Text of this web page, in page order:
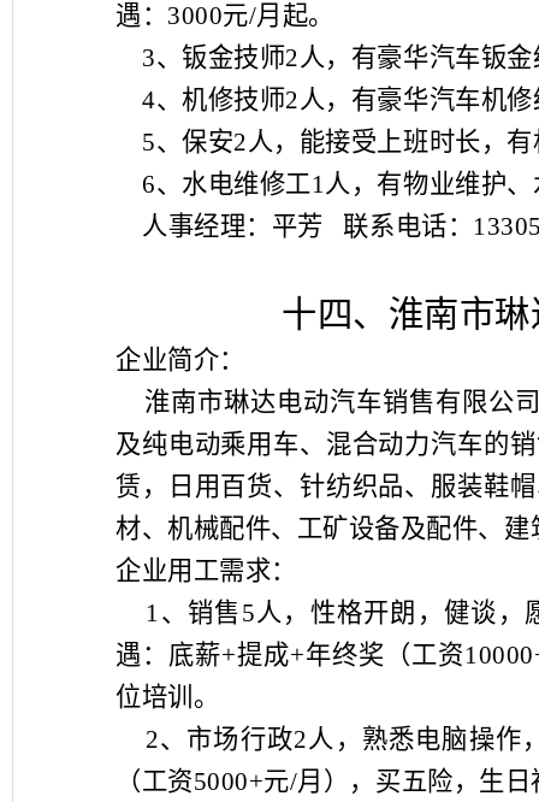
遇： 3000元/月起。
3、钣金技师2人，有豪华汽车钣
4、机修技师2人，有豪华汽车机
5、保安2人，能接受上班时长，
6、水电维修工1人，有物业维护
人事经理：平芳
联系电话：
十四、淮南市
企业简介：
淮南市琳达电动汽车销售有限公
及纯电动乘用车、混合动力汽车的
赁，日用百货、针纺织品、服装鞋
材、机械配件、工矿设备及配件、建
企业用工需求：
1、销售5人，性格开朗，健谈，
遇：底薪+提成+年终奖（工资
位培训。
2、市场行政2人，熟悉电脑操作
（工资5000+元/月 ），买五险，生